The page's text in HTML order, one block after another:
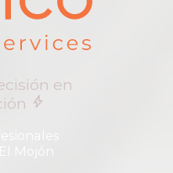
en
bolt
Mojón